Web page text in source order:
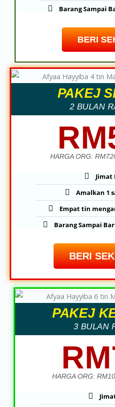
Barang Sampai
BERI
PAKEJ
2 BULAN
HARGA ORG:
Jimat
Amalkan 1
Empat tin
Barang Sampai
BERI
PAKEJ
3 BULAN
HARGA ORG: